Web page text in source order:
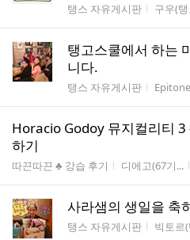
게시판명
탱스 자유게시판 작성자
구우(
탱고스쿨에서 하는
니다.
게시판명
탱스 자유게시판 작성자
Horacio Godoy 뮤지컬리티 3
하기
게시판명
따끈따끈 ♣ 강습 후기 작성자
디에고(67기...
사라샘의 생일을 축
게시판명
탱스 자유게시판 작성자
빅토르